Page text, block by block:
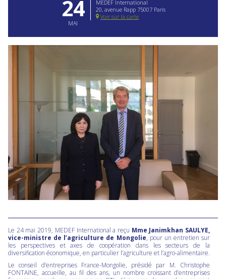
24
MAI
MEDEF International
20, avenue Rapp 75007 Paris
Voir sur la carte
Le 24 mai 2019, MEDEF International a reçu Mme Janimkhan SAULYE,
vice-ministre de l’agriculture de Mongolie, pour un entretien sur
les perspectives et axes de coopération dans les secteurs de la
diversification économique, en particulier l’agriculture et l’agro-alimentaire.
Le conseil d’entreprises France-Mongolie, présidé par M. Christophe
FONTAINE, accueille, au fil des ans, un nombre croissant d’entreprises